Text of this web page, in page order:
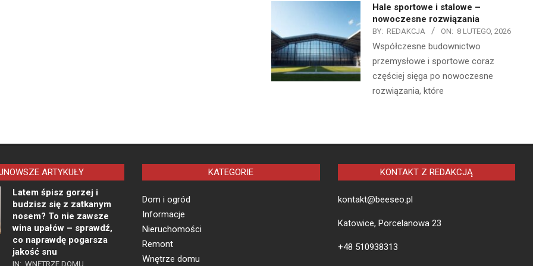
Hale sportowe i stalowe –
nowoczesne rozwiązania
BY: REDAKCJA ON: 8 LUTEGO, 2026
Współczesne budownictwo
przemysłowe i sportowe coraz
częściej sięga po nowoczesne
rozwiązania, które
ARTYKUŁY
Latem śpisz gorzej i
budzisz się z zatkanym
nosem? To nie zawsze
wina upałów – sprawdź,
co naprawdę pogarsza
jakość snu
IN: WNĘTRZE DOMU
KATEGORIE
Dom i ogród
Informacje
Nieruchomości
Remont
Wnętrze domu
KONTAKT Z REDAKCJĄ
kontakt@beeseo.pl
Katowice, Porcelanowa 23
+48 510938313